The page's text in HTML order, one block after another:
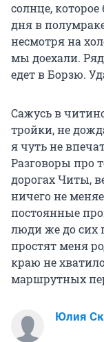
солнце,
дня в
несмотря на
мы доехали.
едет в Борзю.
Сажусь в
тройки, не
я чуть не
Разговоры про
дорогах Читы,
ничего не
постоянные
люди же до сих
простят меня
краю не
маршрутных
Юлия